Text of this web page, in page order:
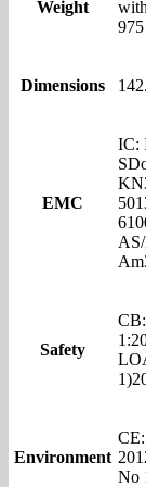
Weight
Dimensions
EMC
IC:
Safety
Environment
No